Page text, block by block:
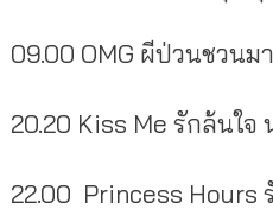
09.00 OMG ผีป่วนชวนม
20.20 Kiss Me รักล้นใจ
22.00 Princess Hours